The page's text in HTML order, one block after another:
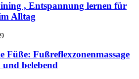
, Entspannung lernen für
Alltag
Füße: Fußreflexzonenmassage
und belebend